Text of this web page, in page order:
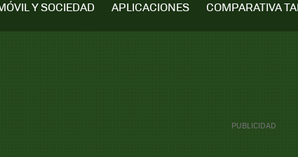
Y SOCIEDAD APLICACIONES COMPARATIVA